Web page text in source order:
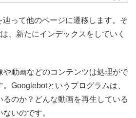
って他のページに遷移します。そ
、新たにインデックスをしていく
や動画などのコンテンツは処理がで
Googlebotというプログラムは、
るのか？どんな動画を再生している
いのです。